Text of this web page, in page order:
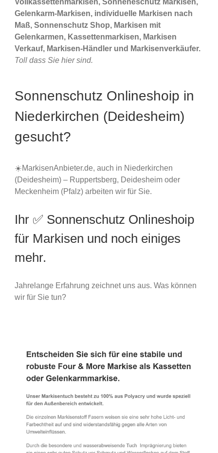
Vollkassettenmarkisen, Sonneneschutz Markisen,
Gelenkarm-Markisen, individuelle Markisen nach
Maß, Sonnenschutz Shop, Markisen mit
Gelenkarmen, Kassettenmarkisen, Markisen
Verkauf, Markisen-Händler und Markisenverkäufer.
Toll dass Sie hier sind.
Sonnenschutz Onlineshoip in
Niederkirchen (Deidesheim)
gesucht?
☀️MarkisenAnbieter.de, auch in Niederkirchen
(Deidesheim) – Ruppertsberg, Deidesheim oder
Meckenheim (Pfalz) arbeiten wir für Sie.
Ihr ✅ Sonnenschutz Onlineshoip
für Markisen und noch einiges
mehr.
Jahrelange Erfahrung zeichnet uns aus. Was können
wir für Sie tun?